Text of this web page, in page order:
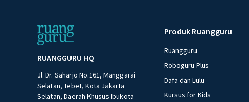
RUANGGURU HQ
Jl. Dr. Saharjo No.161, Manggarai
Selatan, Tebet, Kota Jakarta
Selatan, Daerah Khusus Ibukota
Produk Ruangguru
Ruangguru
Roboguru Plus
Dafa dan Lulu
Kursus for Kids